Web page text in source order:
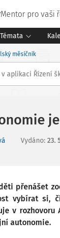
Mentor pro vaši
Témata
měsíčník
Vydáno: 23.
přenášet
vybírat si,
v
autonomie.